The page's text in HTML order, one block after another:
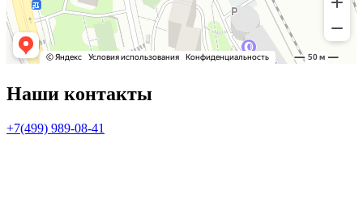
Наши контакты
+7(499) 989-08-41